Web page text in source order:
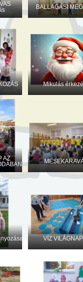
BALLAGÁSI
Mikulás
AZ
VÍZ